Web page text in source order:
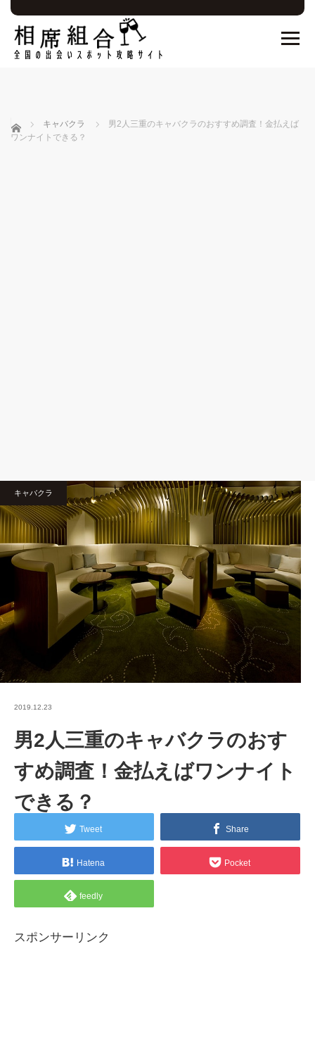
ホーム キャバクラ
男2人三重のキャバクラのおすすめ調査！金払えば
ワンナイトできる？
キャバクラ
2019.12.23
男2人三重のキャバクラのおす
すめ調査！金払えばワンナイト
できる？
Tweet Share
Hatena Pocket
feedly
スポンサーリンク